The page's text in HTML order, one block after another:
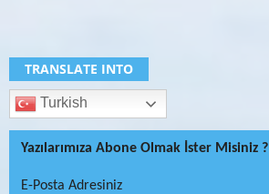
TRANSLATE INTO
Turkish
Yazılarımıza Abone Olmak İster Misiniz ?
E-Posta Adresiniz